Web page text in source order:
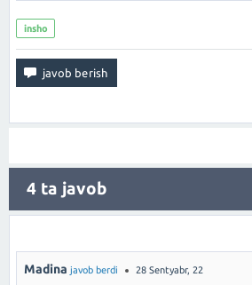
insho
4 ta javob
Madina javob berdi 28 Sentyabr, 22